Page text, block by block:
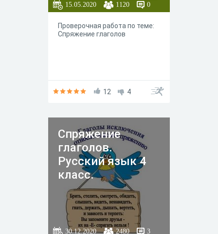
15.05.2020 1120 0
Проверочная работа по теме:
Спряжение глаголов
12 4
Спряжение
глаголов.
Русский язык 4
класс.
30.12.2020 2480 3